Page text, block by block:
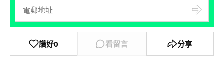
讚好0 看留言 分享